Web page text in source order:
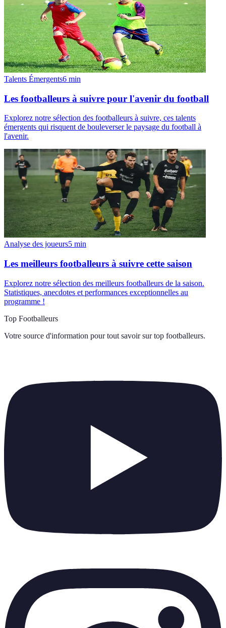
Talents Émergents6 min
Les footballeurs à suivre pour l'avenir du football
Explorez notre sélection des footballeurs à suivre, ces talents
émergents qui risquent de bouleverser le paysage du football à
l'avenir.
Analyse des joueurs5 min
Les meilleurs footballeurs à suivre cette saison
Explorez notre sélection des meilleurs footballeurs de la saison.
Statistiques, anecdotes et performances exceptionnelles au
programme !
Top Footballeurs
Votre source d'information pour tout savoir sur top footballeurs.